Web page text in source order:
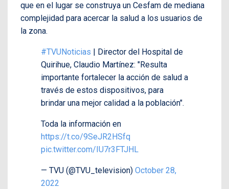
que en el lugar se construya un Cesfam de mediana
complejidad para acercar la salud a los usuarios de
la zona.
#TVUNoticias | Director del Hospital de
Quirihue, Claudio Martínez: "Resulta
importante fortalecer la acción de salud a
través de estos dispositivos, para
brindar una mejor calidad a la población".
Toda la información en
https://t.co/9SeJR2HSfq
pic.twitter.com/IU7r3FTJHL
— TVU (@TVU_television) October 28,
2022